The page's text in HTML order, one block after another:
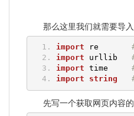
那么这里我们就需要导入
import re
import urllib
import time
import
string
先写一个获取网页内容